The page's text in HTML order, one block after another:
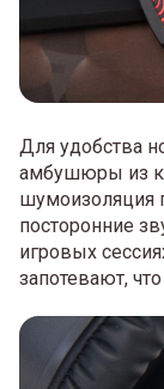
Для удобства
амбушюры из
шумоизоляция
посторонние
игровых
запотевают,